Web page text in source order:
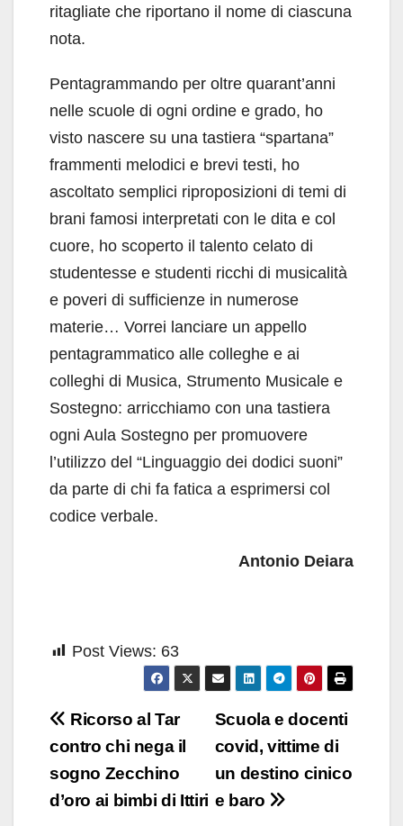
ritagliate che riportano il nome di ciascuna
nota.
Pentagrammando per oltre quarant’anni
nelle scuole di ogni ordine e grado, ho
visto nascere su una tastiera “spartana”
frammenti melodici e brevi testi, ho
ascoltato semplici riproposizioni di temi di
brani famosi interpretati con le dita e col
cuore, ho scoperto il talento celato di
studentesse e studenti ricchi di musicalità
e poveri di sufficienze in numerose
materie… Vorrei lanciare un appello
pentagrammatico alle colleghe e ai
colleghi di Musica, Strumento Musicale e
Sostegno: arricchiamo con una tastiera
ogni Aula Sostegno per promuovere
l’utilizzo del “Linguaggio dei dodici suoni”
da parte di chi fa fatica a esprimersi col
codice verbale.
Antonio Deiara
Post Views: 63
Navigazione
articoli
Scuola e docenti
covid, vittime di
un destino cinico
e baro
Ricorso al Tar
contro chi nega il
sogno Zecchino
d’oro ai bimbi di Ittiri